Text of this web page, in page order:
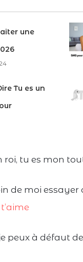
une
Tu es un
roi, tu es mon
de moi
t’aime
peux à défaut